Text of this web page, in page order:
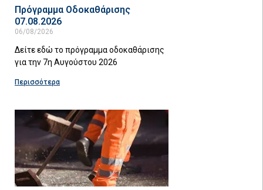
Πρόγραμμα Οδοκαθάρισης
07.08.2026
06/08/2026
Δείτε εδώ το πρόγραμμα οδοκαθάρισης
για την 7η Αυγούστου 2026
Περισσότερα